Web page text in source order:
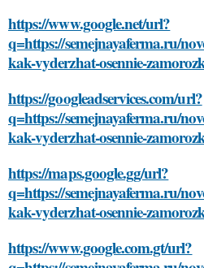
https://www.google.net/url?
q=https://semejnayaferma.ru/
kak-vyderzhat-osennie-
https://googleadservices.com/url?
q=https://semejnayaferma.ru/
kak-vyderzhat-osennie-
https://maps.google.gg/url?
q=https://semejnayaferma.ru/
kak-vyderzhat-osennie-
https://www.google.com.gt/url?